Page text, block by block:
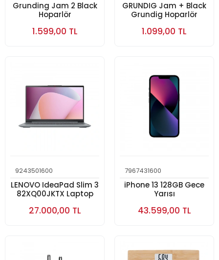
Grunding Jam 2 Black
Hoparlör
1.599,00 TL
GRUNDIG Jam + Black
Grundig Hoparlör
1.099,00 TL
9243501600
LENOVO IdeaPad Slim 3
82XQ00JKTX Laptop
27.000,00 TL
7967431600
iPhone 13 128GB Gece
Yarısı
43.599,00 TL